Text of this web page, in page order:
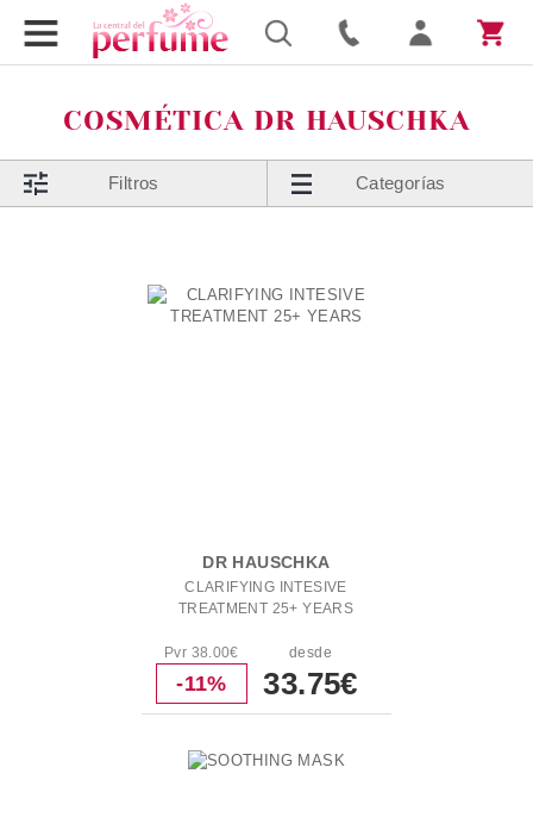
COSMÉTICA DR HAUSCHKA
Filtros Categorías
DR HAUSCHKA
CLARIFYING INTESIVE
TREATMENT 25+ YEARS
Pvr 38.00€
-11%
desde
33.75€